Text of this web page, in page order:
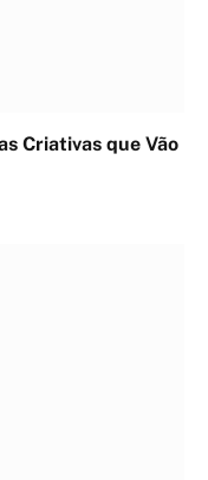
Criativas que Vão